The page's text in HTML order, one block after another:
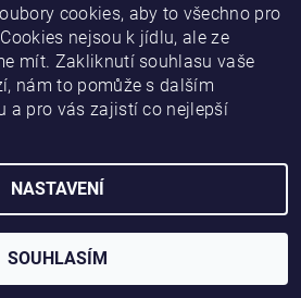
AA NIMH 2600MAH TINKO - 4KS
cookies, aby to všechno pro
nejsou k jídlu, ale ze
mít. Zakliknutí souhlasu vaše
nám to pomůže s dalším
a pro vás zajistí co nejlepší
NASTAVENÍ
SOUHLASÍM